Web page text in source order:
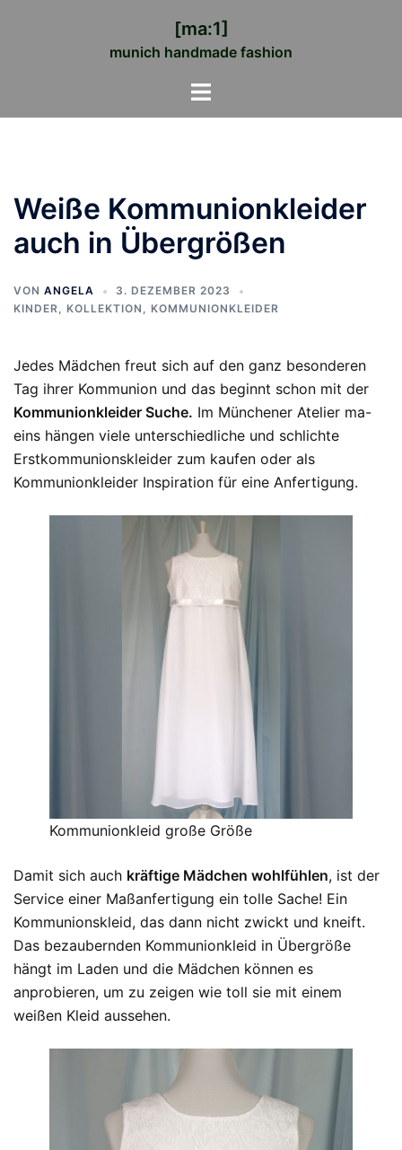
[ma:1]
munich handmade fashion
Menü
Weiße Kommunionkleider
auch in Übergrößen
VON ANGELA
3. DEZEMBER 2023
KINDER, KOLLEKTION , KOMMUNIONKLEIDER
Jedes Mädchen freut sich auf den ganz besonderen
Tag ihrer Kommunion und das beginnt schon mit der
Kommunionkleider Suche. Im Münchener Atelier ma-
eins hängen viele unterschiedliche und schlichte
Erstkommunionskleider zum kaufen oder als
Kommunionkleider Inspiration für eine Anfertigung.
Kommunionkleid große Größe
Damit sich auch kräftige Mädchen wohlfühlen, ist der
Service einer Maßanfertigung ein tolle Sache! Ein
Kommunionskleid, das dann nicht zwickt und kneift.
Das bezaubernden Kommunionkleid in Übergröße
hängt im Laden und die Mädchen können es
anprobieren, um zu zeigen wie toll sie mit einem
weißen Kleid aussehen.